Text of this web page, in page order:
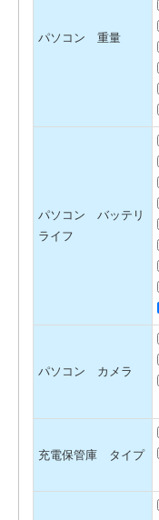
パソコン 重量
パソコン バッテリ
ライフ
パソコン カメラ
充電保管庫 タイプ